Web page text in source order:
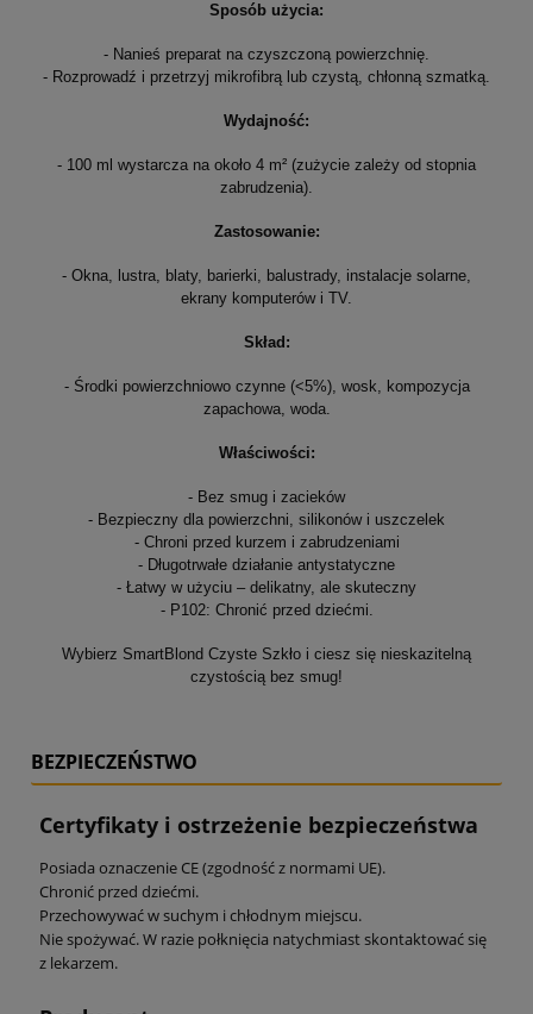
Sposób użycia:
- Nanieś preparat na czyszczoną powierzchnię.
- Rozprowadź i przetrzyj mikrofibrą lub czystą, chłonną szmatką.
Wydajność:
- 100 ml wystarcza na około 4 m² (zużycie zależy od stopnia
zabrudzenia).
Zastosowanie:
- Okna, lustra, blaty, barierki, balustrady, instalacje solarne,
ekrany komputerów i TV.
Skład:
- Środki powierzchniowo czynne (<5%), wosk, kompozycja
zapachowa, woda.
Właściwości:
- Bez smug i zacieków
- Bezpieczny dla powierzchni, silikonów i uszczelek
- Chroni przed kurzem i zabrudzeniami
- Długotrwałe działanie antystatyczne
- Łatwy w użyciu – delikatny, ale skuteczny
- P102: Chronić przed dziećmi.
Wybierz SmartBlond Czyste Szkło i ciesz się nieskazitelną
czystością bez smug!
BEZPIECZEŃSTWO
Certyfikaty i ostrzeżenie bezpieczeństwa
Posiada oznaczenie CE (zgodność z normami UE).
Chronić przed dziećmi.
Przechowywać w suchym i chłodnym miejscu.
Nie spożywać. W razie połknięcia natychmiast skontaktować się
z lekarzem.